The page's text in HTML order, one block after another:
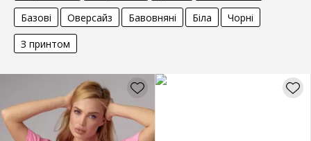
Базові
Оверсайз Бавовняні Біла
Чорні
З принтом